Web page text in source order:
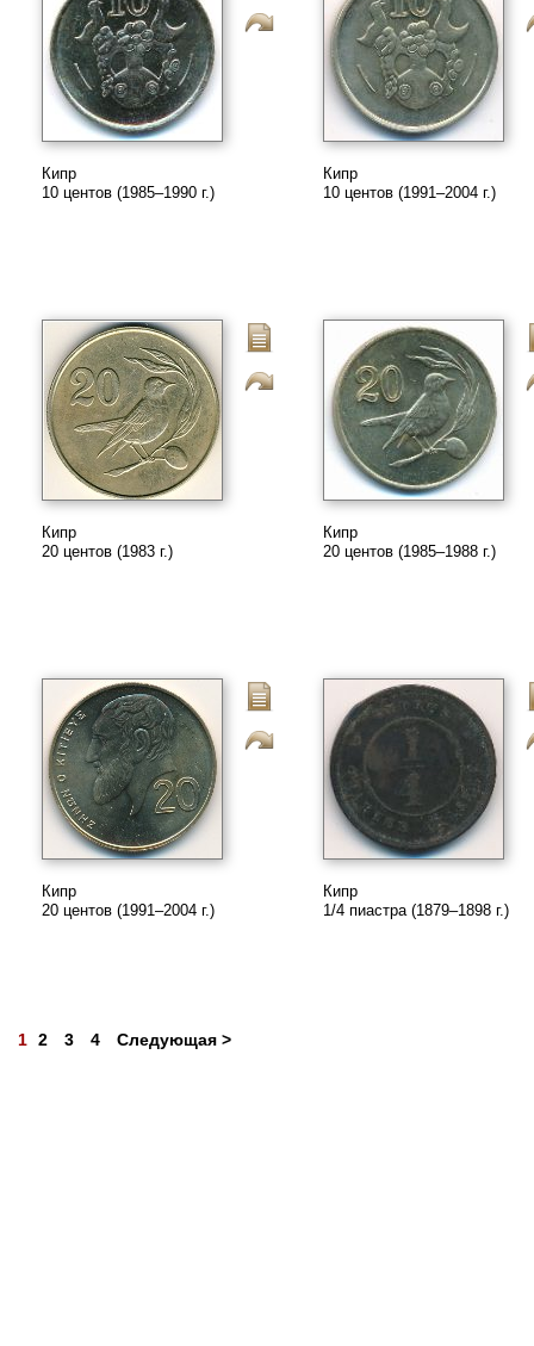
Кипр
10 центов (1985–1990 г.)
Кипр
10 центов (1991–2004 г.)
Кипр
20 центов (1983 г.)
Кипр
20 центов (1985–1988 г.)
Кипр
20 центов (1991–2004 г.)
Кипр
1/4 пиастра (1879–1898 г.)
1 2 3 4 Следующая >